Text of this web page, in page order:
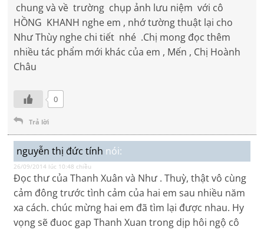
chung và về trường chụp ảnh lưu niệm với cô
HỒNG KHANH nghe em , nhớ tường thuật lại cho
Như Thùy nghe chi tiết nhé .Chị mong đọc thêm
nhiều tác phẩm mới khác của em , Mến , Chị Hoành
Châu
0
Trả lời
nguyễn thị đức tính nói:
26/09/2014 lúc 10:48 chiều
Đọc thư của Thanh Xuân và Như . Thuỳ, thật vô cùng
cảm đông trước tình cảm của hai em sau nhiều năm
xa cách. chúc mừng hai em đã tìm lại được nhau. Hy
vọng sẽ đuoc gap Thanh Xuan trong dịp hôi ngộ cô